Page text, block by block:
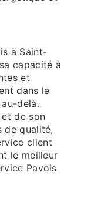
à Saint-
capacité à
et
dans le
delà.
de son
de qualité,
client
le meilleur
Pavois